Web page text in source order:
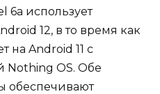
6a использует
12, в то время как
на Android 11 с
Nothing OS. Обе
обеспечивают